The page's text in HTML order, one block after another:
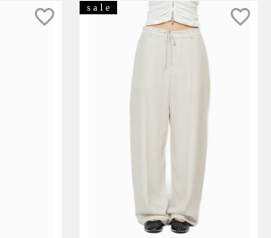
s a l e